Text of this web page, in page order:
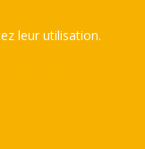
leur utilisation.